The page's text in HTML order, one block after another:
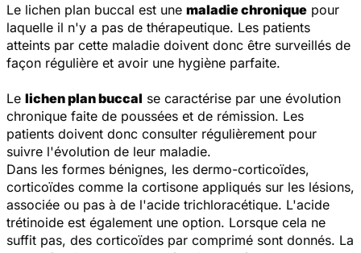
Le lichen plan buccal est une maladie chronique pour
laquelle il n'y a pas de thérapeutique. Les patients
atteints par cette maladie doivent donc être surveillés de
façon régulière et avoir une hygiène parfaite.
Le lichen plan buccal se caractérise par une évolution
chronique faite de poussées et de rémission. Les
patients doivent donc consulter régulièrement pour
suivre l'évolution de leur maladie.
Dans les formes bénignes, les dermo-corticoïdes,
corticoïdes comme la cortisone appliqués sur les lésions,
associée ou pas à de l'acide trichloracétique. L'acide
trétinoide est également une option. Lorsque cela ne
suffit pas, des corticoïdes par comprimé sont donnés. La